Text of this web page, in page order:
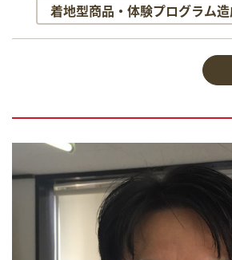
着地型商品・体験プログラム